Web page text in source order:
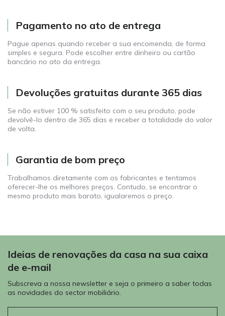
Pagamento no ato de entrega
Pague apenas quando receber a sua encomenda, de forma
simples e segura. Pode escolher entre dinheiro ou cartão
bancário no ato da entrega.
Devoluções gratuitas durante 365 dias
Se não estiver 100 % satisfeito com o seu produto, pode
devolvê-lo dentro de 365 dias e receber a totalidade do valor
de volta.
Garantia de bom preço
Trabalhamos diretamente com os fabricantes e tentamos
oferecer-lhe os melhores preços. Contudo, se encontrar o
mesmo produto mais barato, igualaremos o preço.
Ideias de renovações da casa na sua caixa
de e-mail
Subscreva a nossa newsletter e seja o primeiro a saber todas
as novidades do sector mobiliário.